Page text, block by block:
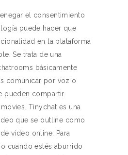
el consentimiento
puede hacer que
en la plataforma
Se trata de una
básicamente
comunicar por voz o
pueden compartir
Tinychat es una
que se outline como
video online. Para
cuando estés aburrido